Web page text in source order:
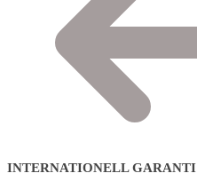
INTERNATIONELL GARANTI